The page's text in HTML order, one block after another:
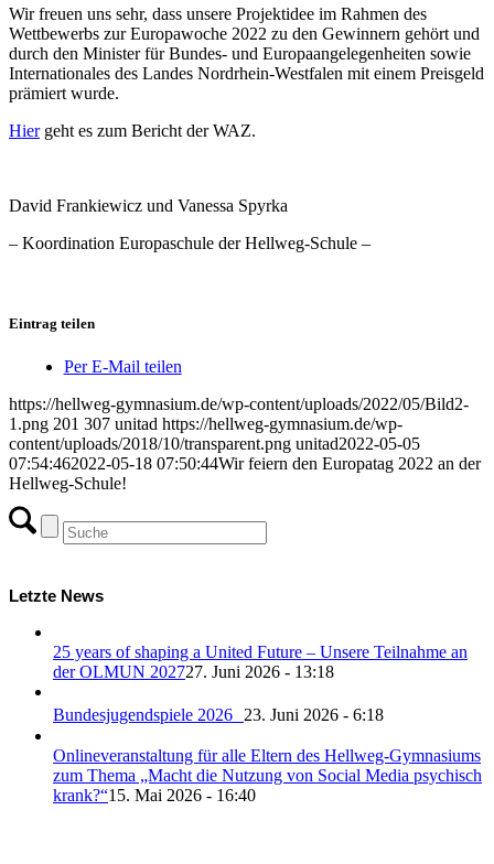
Wir freuen uns sehr, dass unsere Projektidee im Rahmen des
Wettbewerbs zur Europawoche 2022 zu den Gewinnern gehört und
durch den Minister für Bundes- und Europaangelegenheiten sowie
Internationales des Landes Nordrhein-Westfalen mit einem Preisgeld
prämiert wurde.
Hiergeht es zum Bericht der WAZ.
David Frankiewicz und Vanessa Spyrka
– Koordination Europaschule der Hellweg-Schule –
Eintrag teilen
Per E-Mail teilen
https://hellweg-gymnasium.de/wp-content/uploads/2022/05/Bild2-
1.png 201 307 unitad https://hellweg-gymnasium.de/wp-
content/uploads/2018/10/transparent.png unitad2022-05-05
07:54:462022-05-18 07:50:44Wir feiern den Europatag 2022 an der
Hellweg-Schule!
Letzte News
25 years of shaping a United Future – Unsere Teilnahme an
der OLMUN 202727. Juni 2026 - 13:18
Bundesjugendspiele 2026 23. Juni 2026 - 6:18
Onlineveranstaltung für alle Eltern des Hellweg-Gymnasiums
zum Thema „Macht die Nutzung von Social Media psychisch
krank?“15. Mai 2026 - 16:40